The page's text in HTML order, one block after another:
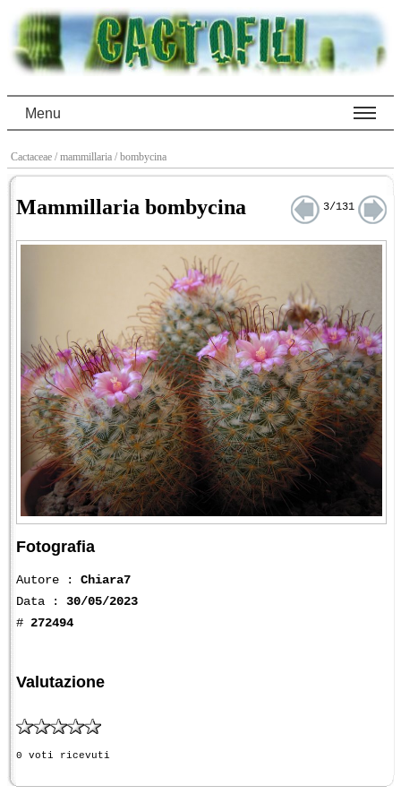
Menu
Cactaceae / mammillaria / bombycina
Mammillaria bombycina 3/131
Fotografia
Autore : Chiara7
Data : 30/05/2023
# 272494
Valutazione
0 voti ricevuti